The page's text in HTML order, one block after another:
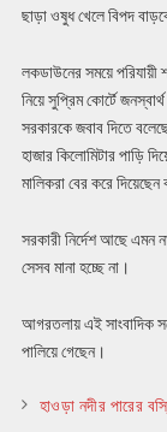
ছাড়া ওষুধ খেলে বিপদ
লকডাউনের সময়ে পরিযায়ী
নিয়ে সুপ্রিম কোর্টে
সরকারকে জবাব দিতে
হাজার কিলোমিটার পাড়ি
মালিকরা বের করে
সরকারী নির্দেশ আছে এমন
সেসব মানা হচ্ছে না।
আগরতলায় এই সাংবাদিক
পালিয়ে গেছেন।
হাওড়া নদীর পারের